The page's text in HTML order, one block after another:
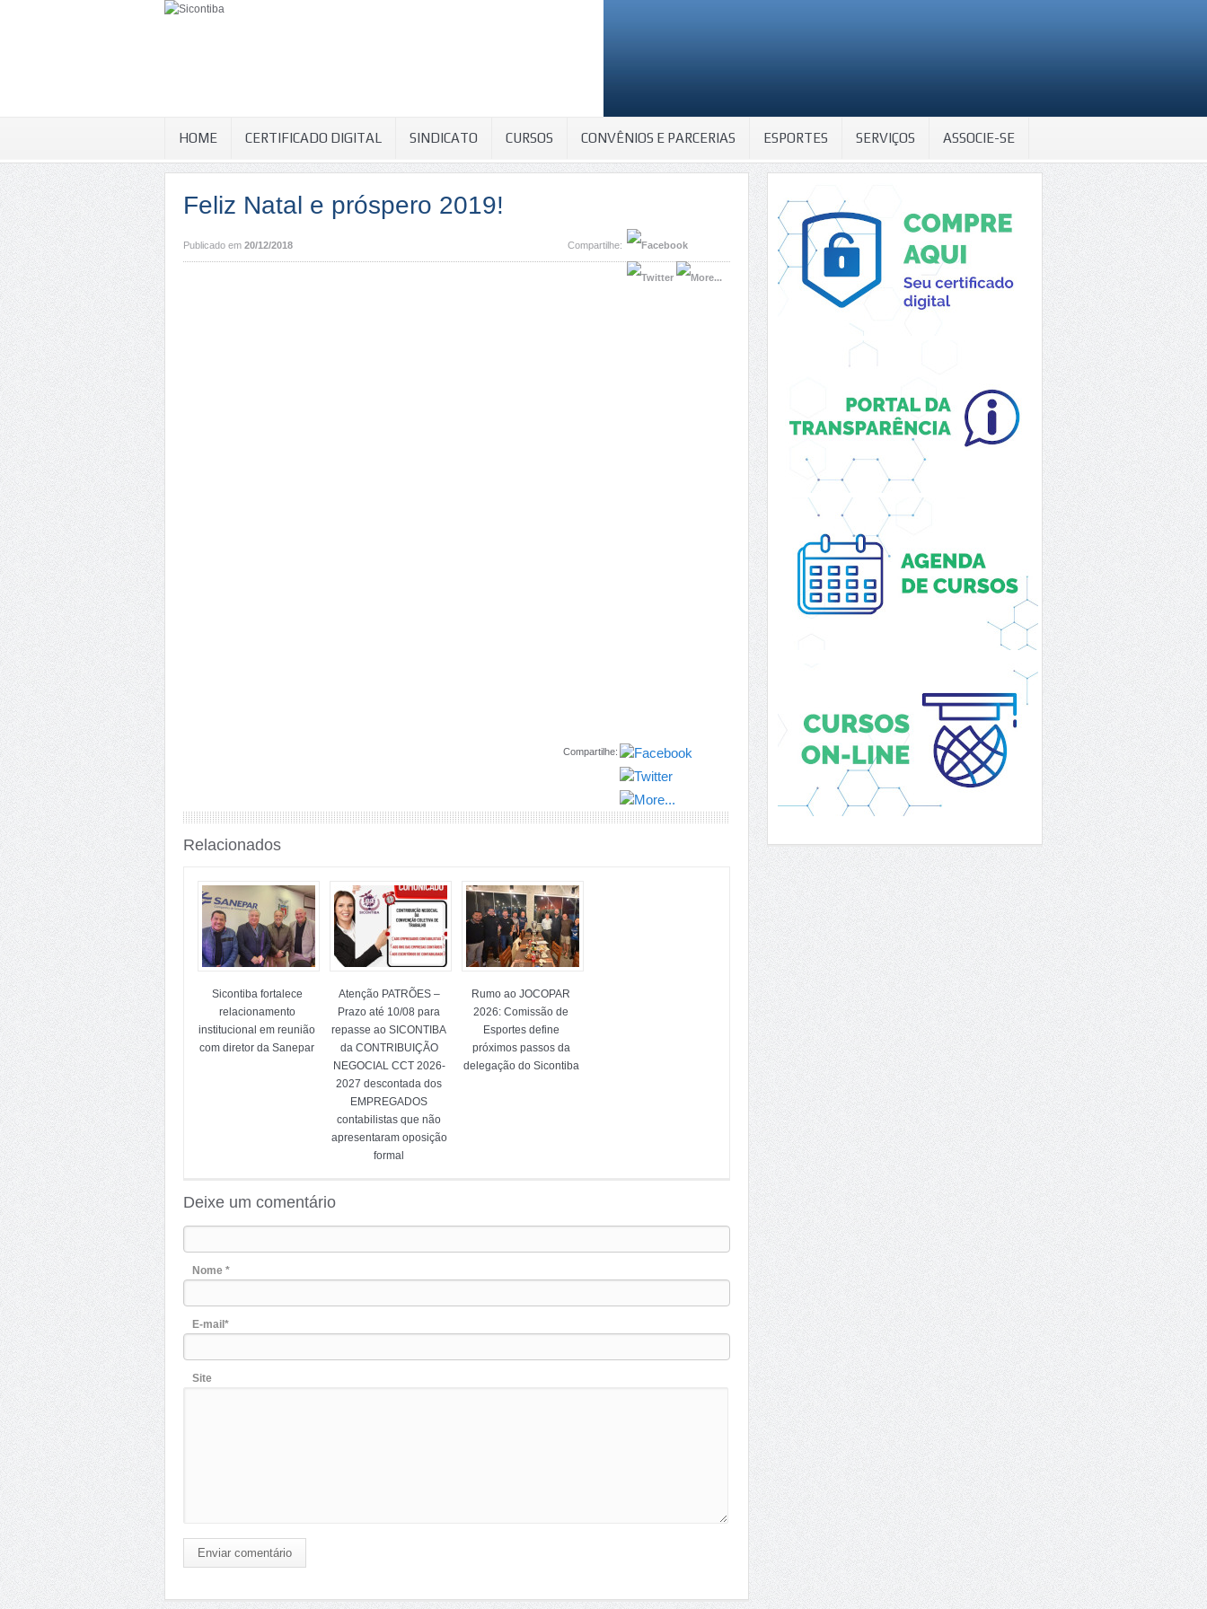
HOME CERTIFICADO DIGITAL SINDICATO CURSOS CONVÊNIOS E PARCERIAS ESPORTES SERVIÇOS ASSOCIE-SE
Feliz Natal e próspero 2019!
Publicado em 20/12/2018 Compartilhe:
Compartilhe:
Relacionados
Sicontiba fortalece
relacionamento
institucional em reunião
com diretor da Sanepar
Atenção PATRÕES –
Prazo até 10/08 para
repasse ao SICONTIBA
da CONTRIBUIÇÃO
NEGOCIAL CCT 2026-
2027 descontada dos
EMPREGADOS
contabilistas que não
apresentaram oposição
formal
Rumo ao JOCOPAR
2026: Comissão de
Esportes define
próximos passos da
delegação do Sicontiba
Deixe um comentário
Nome *
E-mail*
Site
Enviar comentário